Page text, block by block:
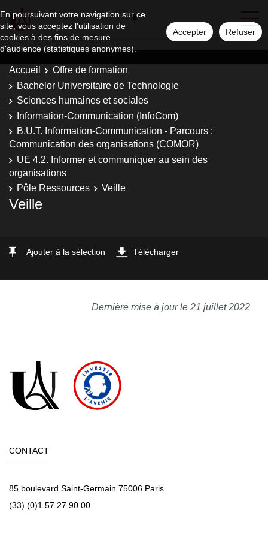
En poursuivant votre navigation sur ce
site, vous acceptez l'utilisation de
cookies à des fins de mesure
d'audience (statistiques anonymes).
Accepter Refuser
Accueil
Offre de formation
Bachelor Universitaire de Technologie
Sciences humaines et sociales
Information-Communication (InfoCom)
B.U.T. Information-Communication - Parcours :
Communication des organisations (COMOR)
UE 4.2. Informer et communiquer au sein des
organisations
Pôle Ressources
Veille
Veille
Ajouter à la sélection Télécharger
Dernière mise à jour le 21 juillet 2022
CONTACT
85 boulevard Saint-Germain 75006 Paris
(33) (0)1 57 27 90 00